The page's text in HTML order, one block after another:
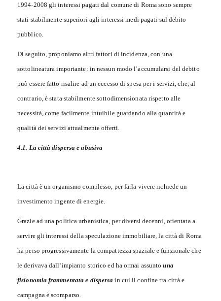
1994-2008 gli interessi pagati dal comunedi Roma sono sempre
stati stabilmente superiori agli interessi medi pagati sul debito
pubblico.
Di seguito, proponiamo altri fattori di incidenza, con una
sottolineatura importante: in nessun modo l’accumularsi del debito
può essere fatto risalire ad un eccesso di spesa per i servizi, che, al
contrario, è stata stabilmente sottodimensionata rispetto alle
necessità, come facilmente intuibile guardando alla quantità e
qualità dei servizi attualmente offerti.
4.1. La città dispersa e abusiva
La città è un organismo complesso, per farla vivere richiede un
investimento ingente di energie.
Grazie ad una politica urbanistica, per diversi decenni, orientata a
servire gli interessi della speculazione immobiliare, la città di Roma
ha perso progressivamente la compattezza spaziale e funzionale che
le derivava dall’impianto storico ed ha ormai assuntouna
fisionomia frammentata e dispersain cui il confine tra città e
campagna è scomparso.